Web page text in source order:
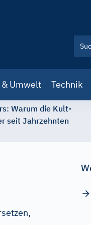
Umwelt Technik
Warum die Kult-
seit Jahrzehnten